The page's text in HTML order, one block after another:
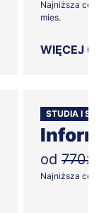
Najniższa
mies.
WIĘCEJ
STUDIA I
od 770zł
Najniższa